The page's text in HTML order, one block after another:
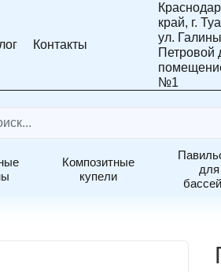
Контакты
край, г.
ул. Галины
Петровой
№1
Развернуть
Композитные
купели
Развернуть
для
4 м, длина 12,72 м